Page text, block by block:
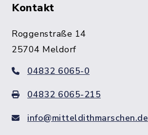
Kontakt
Roggenstraße 14
25704 Meldorf
04832 6065-0
04832 6065-215
info@mitteldithmarschen.de